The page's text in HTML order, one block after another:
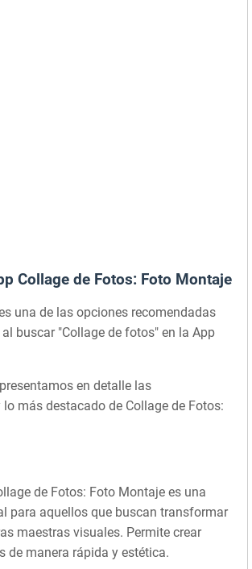
Collage de Fotos: Foto Montaje
una de las opciones recomendadas
buscar "Collage de fotos" en la App
en detalle las
más destacado de Collage de Fotos:
de Fotos: Foto Montaje es una
para aquellos que buscan transformar
maestras visuales. Permite crear
de manera rápida y estética.